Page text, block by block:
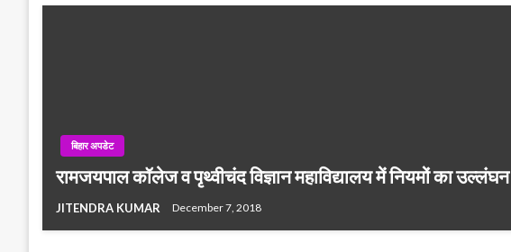
बिहार अपडेट
रामजयपाल कॉलेज व पृथ्वीचंद विज्ञान महाविद्यालय में नियमों का उल्लंघन
JITENDRA KUMAR December 7, 2018